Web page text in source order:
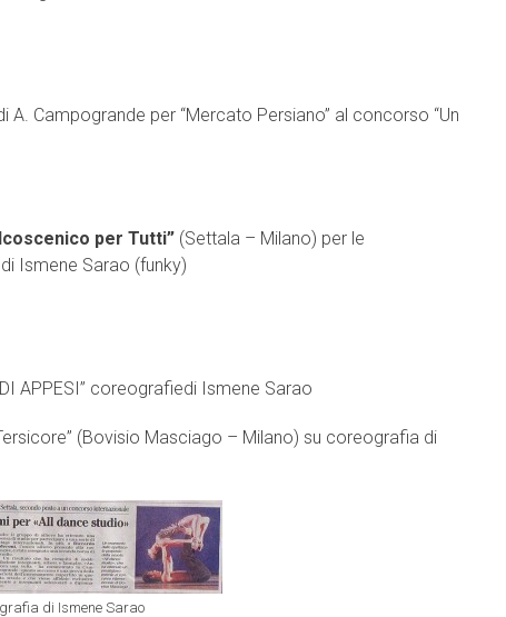
Campogrande per “Mercato Persiano” al concorso “Un
per Tutti” (Settala – Milano) per le
Ismene Sarao (funky)
APPESI” coreografiedi Ismene Sarao
(Bovisio Masciago – Milano) su coreografia di
di Ismene Sarao